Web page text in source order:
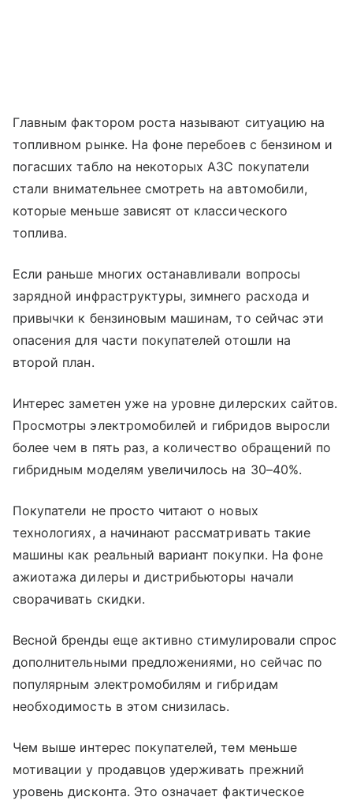
Главным фактором роста называют ситуацию на
топливном рынке. На фоне перебоев с бензином и
погасших табло на некоторых АЗС покупатели
стали внимательнее смотреть на автомобили,
которые меньше зависят от классического
топлива.
Если раньше многих останавливали вопросы
зарядной инфраструктуры, зимнего расхода и
привычки к бензиновым машинам, то сейчас эти
опасения для части покупателей отошли на
второй план.
Интерес заметен уже на уровне дилерских сайтов.
Просмотры электромобилей и гибридов выросли
более чем в пять раз, а количество обращений по
гибридным моделям увеличилось на 30–40%.
Покупатели не просто читают о новых
технологиях, а начинают рассматривать такие
машины как реальный вариант покупки. На фоне
ажиотажа дилеры и дистрибьюторы начали
сворачивать скидки.
Весной бренды еще активно стимулировали спрос
дополнительными предложениями, но сейчас по
популярным электромобилям и гибридам
необходимость в этом снизилась.
Чем выше интерес покупателей, тем меньше
мотивации у продавцов удерживать прежний
уровень дисконта. Это означает фактическое